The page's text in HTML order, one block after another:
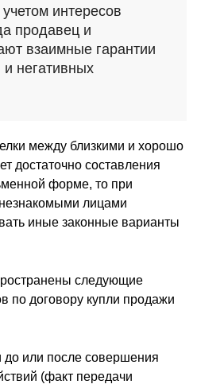
интересов
продавец и
взаимные гарантии
и негативных
между близкими и хорошо
достаточно составления
форме, то при
лицами
иные законные варианты
следующие
по договору купли продажи
или после совершения
(факт передачи